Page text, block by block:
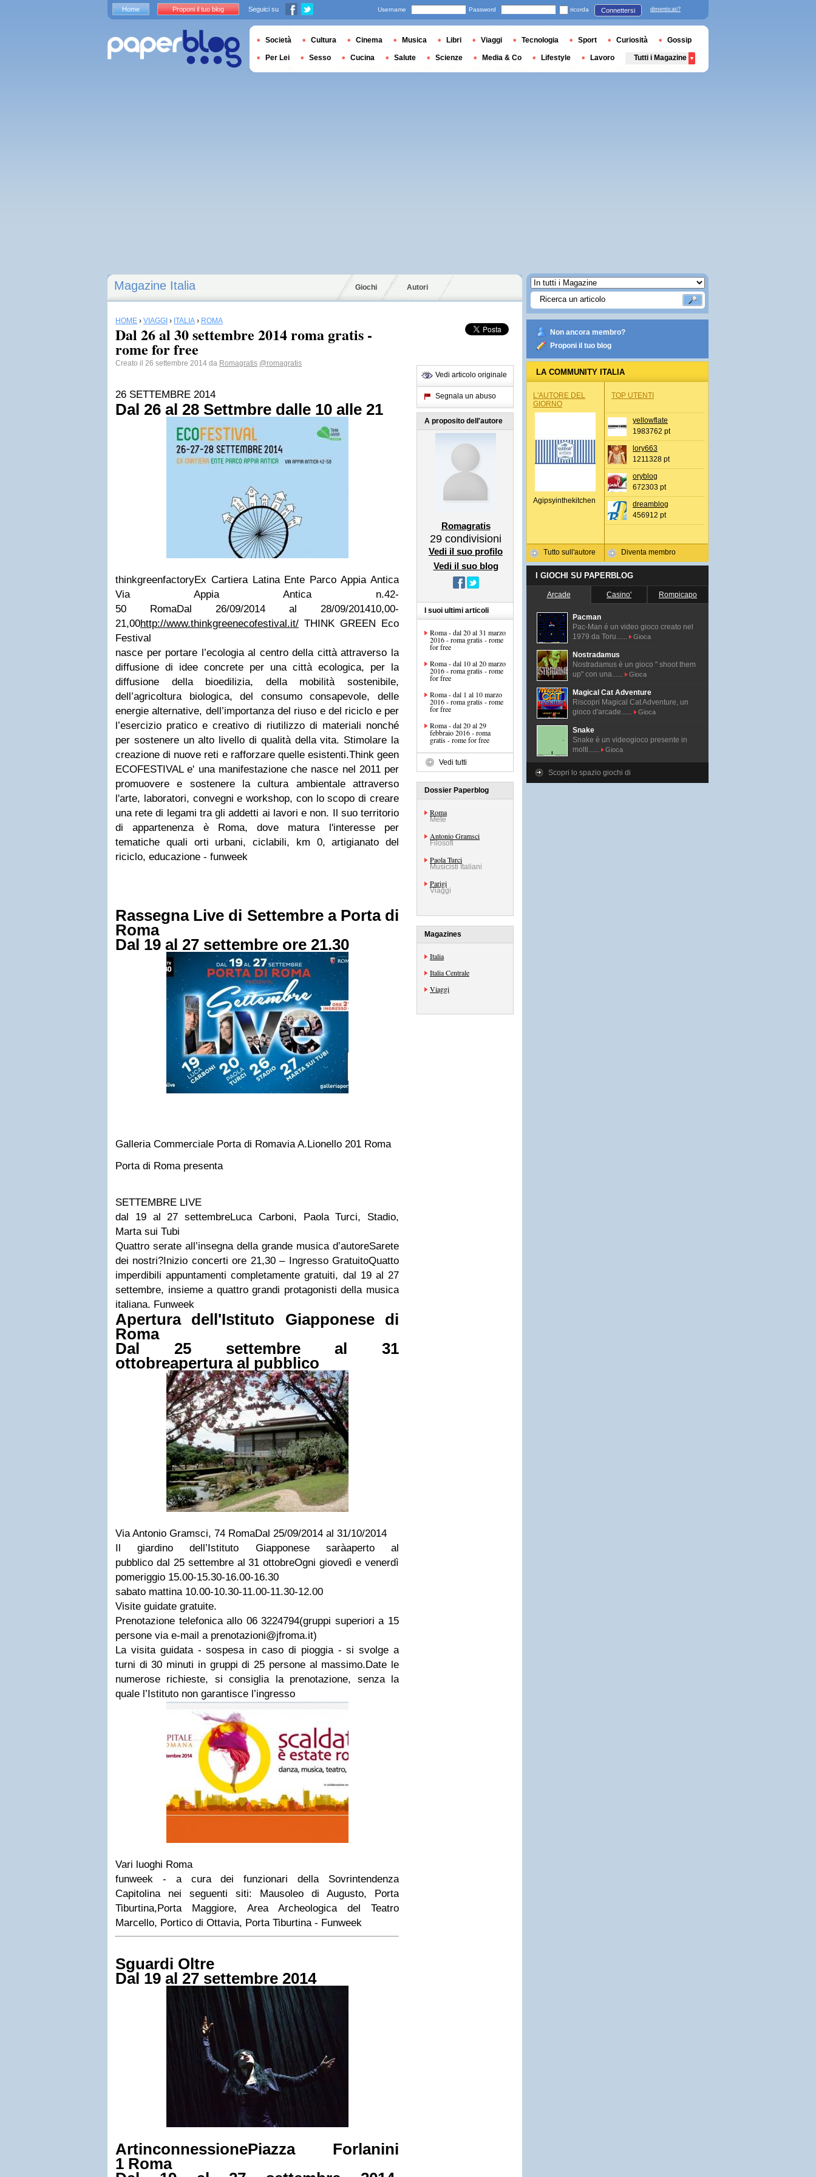
Magazine Italia Giochi Autori
HOME › VIAGGI › ITALIA › ROMA
Dal 26 al 30 settembre 2014 roma gratis -
rome for free
Creato il 26 settembre 2014 da Romagratis @romagratis
26 SETTEMBRE 2014
Dal 26 al 28 Settmbre dalle 10 alle 21
thinkgreenfactoryEx Cartiera Latina Ente Parco Appia Antica
Via Appia Antica n.42-
50 RomaDal 26/09/2014 al 28/09/201410,00-
21,00http://www.thinkgreenecofestival.it/ THINK GREEN Eco
Festival
nasce per portare l’ecologia al centro della città attraverso la
diffusione di idee concrete per una città ecologica, per la
diffusione della bioedilizia, della mobilità sostenibile,
dell’agricoltura biologica, del consumo consapevole, delle
energie alternative, dell’importanza del riuso e del riciclo e per
l’esercizio pratico e creativo di riutilizzo di materiali nonché
per sostenere un alto livello di qualità della vita. Stimolare la
creazione di nuove reti e rafforzare quelle esistenti.Think geen
ECOFESTIVAL e' una manifestazione che nasce nel 2011 per
promuovere e sostenere la cultura ambientale attraverso
l'arte, laboratori, convegni e workshop, con lo scopo di creare
una rete di legami tra gli addetti ai lavori e non. Il suo territorio
di appartenenza è Roma, dove matura l'interesse per
tematiche quali orti urbani, ciclabili, km 0, artigianato del
riciclo, educazione - funweek
Rassegna Live di Settembre a Porta di
Roma
Dal 19 al 27 settembre ore 21.30
Galleria Commerciale Porta di Romavia A.Lionello 201 Roma
Porta di Roma presenta
SETTEMBRE LIVE
dal 19 al 27 settembreLuca Carboni, Paola Turci, Stadio,
Marta sui Tubi
Quattro serate all’insegna della grande musica d’autoreSarete
dei nostri?Inizio concerti ore 21,30 – Ingresso GratuitoQuatto
imperdibili appuntamenti completamente gratuiti, dal 19 al 27
settembre, insieme a quattro grandi protagonisti della musica
italiana. Funweek
Apertura dell'Istituto Giapponese di
Roma
Dal 25 settembre al 31
ottobreapertura al pubblico
Via Antonio Gramsci, 74 RomaDal 25/09/2014 al 31/10/2014
Il giardino dell’Istituto Giapponese saràapertoal
pubblico dal 25 settembre al 31 ottobreOgni giovedì e venerdì
pomeriggio 15.00-15.30-16.00-16.30
sabato mattina 10.00-10.30-11.00-11.30-12.00
Visite guidate gratuite.
Prenotazione telefonica allo 06 3224794(gruppi superiori a 15
persone via e-mail a prenotazioni@jfroma.it)
La visita guidata - sospesa in caso di pioggia - si svolge a
turni di 30 minuti in gruppi di 25 persone al massimo.Date le
numerose richieste, si consiglia la prenotazione, senza la
quale l’Istituto non garantisce l’ingresso
Vari luoghi Roma
funweek - a cura dei funzionari della Sovrintendenza
Capitolina nei seguenti siti: Mausoleo di Augusto, Porta
Tiburtina,Porta Maggiore, Area Archeologica del Teatro
Marcello, Portico di Ottavia, Porta Tiburtina - Funweek
Sguardi Oltre
Dal 19 al 27 settembre 2014
ArtinconnessionePiazza Forlanini
1 Roma
Vedi articolo originale
Segnala un abuso
A proposito dell'autore
Romagratis
29 condivisioni
Vedi il suo profilo
Vedi il suo blog
I suoi ultimi articoli
Roma - dal 20 al 31 marzo
2016 - roma gratis - rome
for free
Roma - dal 10 al 20 marzo
2016 - roma gratis - rome
for free
Roma - dal 1 al 10 marzo
2016 - roma gratis - rome
for free
Roma - dal 20 al 29
febbraio 2016 - roma
gratis - rome for free
Vedi tutti
Dossier Paperblog
Roma
Mete
Antonio Gramsci
Filosofi
Paola Turci
Musicisti Italiani
Parigi
Viaggi
Magazines
Italia
Italia Centrale
Viaggi
Non ancora membro?
Proponi il tuo blog
LA COMMUNITY ITALIA
L'AUTORE DEL
GIORNO
Agipsyinthekitchen
Tutto sull'autore
TOP UTENTI
yellowflate
1983762 pt
lory663
1211328 pt
oryblog
672303 pt
dreamblog
456912 pt
Diventa membro
I GIOCHI SU PAPERBLOG
Arcade Casino' Rompicapo
Pacman
Pac-Man é un video gioco creato nel
1979 da Toru......
Gioca
Nostradamus
Nostradamus è un gioco " shoot them
up" con una......
Gioca
Magical Cat Adventure
Riscopri Magical Cat Adventure, un
gioco d'arcade......
Gioca
Snake
Snake è un videogioco presente in
molti......
Gioca
Scopri lo spazio giochi di
Home Proponi il tuo blog Seguici su Username Password ricorda Connettersi dimenticati?
Società Cultura Cinema Musica Libri Viaggi Tecnologia Sport Curiosità Gossip
Per Lei Sesso Cucina Salute Scienze Media & Co Lifestyle Lavoro Tutti i Magazine